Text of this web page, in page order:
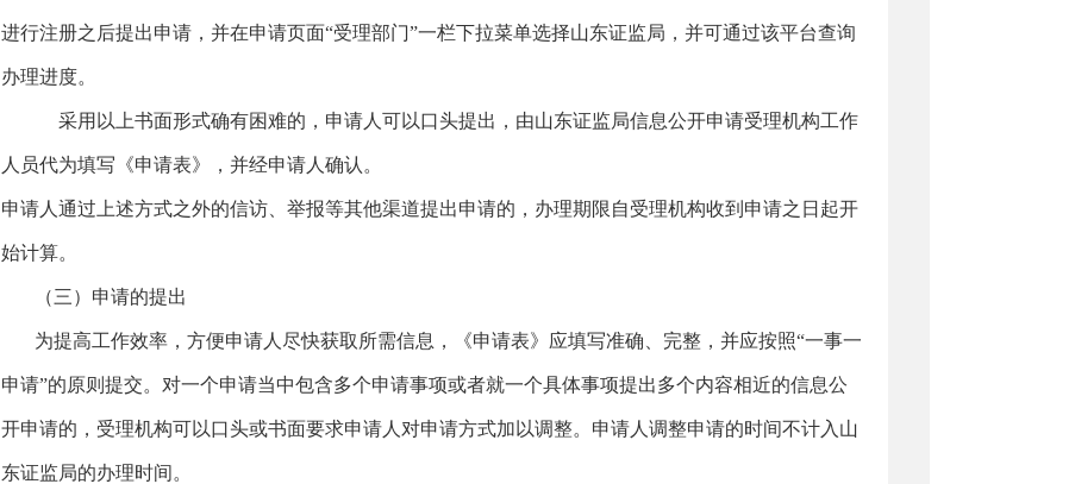
进行注册之后提出申请，并在申请页面“受理部门”一栏下拉菜单选择山东证监局，并可通过该平台查询
办理进度。
采用以上书面形式确有困难的，申请人可以口头提出，由山东证监局信息公开申请受理机构工作
人员代为填写《申请表》，并经申请人确认。
申请人通过上述方式之外的信访、举报等其他渠道提出申请的，办理期限自受理机构收到申请之日起开
始计算。
（三）申请的提出
为提高工作效率，方便申请人尽快获取所需信息，《申请表》应填写准确、完整，并应按照“一事一
申请”的原则提交。对一个申请当中包含多个申请事项或者就一个具体事项提出多个内容相近的信息公
开申请的，受理机构可以口头或书面要求申请人对申请方式加以调整。申请人调整申请的时间不计入山
东证监局的办理时间。